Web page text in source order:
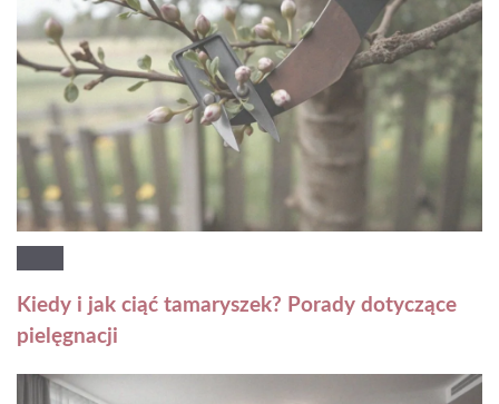
Kiedy i jak ciąć tamaryszek? Porady dotyczące
pielęgnacji